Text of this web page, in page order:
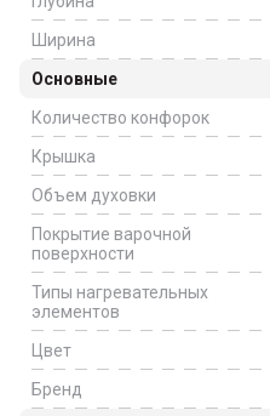
Ширина
Основные
Количество конфорок
Крышка
Объем духовки
Покрытие варочной
поверхности
Типы нагревательных
элементов
Цвет
Бренд